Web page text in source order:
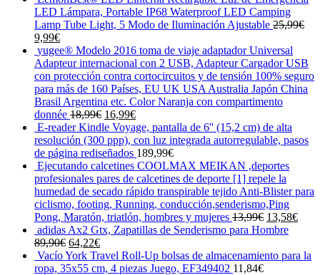
original
era:
actual
es:
LED Lámpara, Portable IP68 Waterproof LED Camping
Lamp Tube Light, 5 Modo de Iluminación Ajustable 25,99€
El
precio
original
era:
25,99€.
9,99€El
precio
actual
es:
9,99€.
yugee® Modelo 2016 toma de viaje adaptador Universal
Adapteur internacional con 2 USB, Adapteur Cargador USB
con protección contra cortocircuitos y de tensión 100% seguro
para más de 160 Países, EU UK USA Australia Japón China
Brasil Argentina etc. Color Naranja con compartimento
donnée 18,99€ El
precio
original
era:
18,99€.
16,99€El
precio
actual
es:
16,99€.
E-reader Kindle Voyage, pantalla de 6'' (15,2 cm) de alta
resolución (300 ppp), con luz integrada autorregulable, pasos
de página rediseñados 189,99€
Ejecutando calcetines COOLMAX MEIKAN ,deportes
profesionales pares de calcetines de deporte [1] repele la
humedad de secado rápido transpirable tejido Anti-Blister para
ciclismo, footing, Running, conducción,senderismo,Ping
Pong, Maratón, triatlón, hombres y mujeres 13,99€ El
precio
era:
13,58€El
es:
adidas Ax2 Gtx, Zapatillas de Senderismo para Hombre
89,90€ El
precio
original
64,22€El
precio
actual
Vacío York Travel Roll-Up bolsas de almacenamiento para la
ropa, 35x55 cm, 4 piezas Juego, EF349402 11,84€